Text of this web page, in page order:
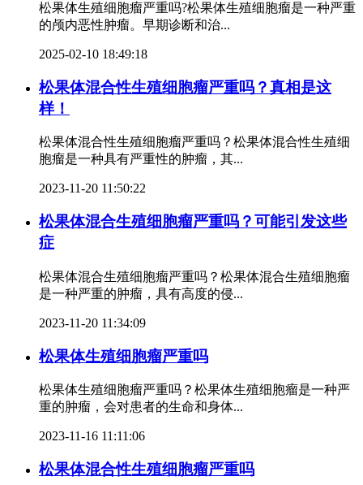
松果体生殖细胞瘤严重吗?松果体生殖细胞瘤是一种严重
的颅内恶性肿瘤。早期诊断和治...
2025-02-10 18:49:18
松果体混合性生殖细胞瘤严重吗？真相是这
样！
松果体混合性生殖细胞瘤严重吗？松果体混合性生殖细
胞瘤是一种具有严重性的肿瘤，其...
2023-11-20 11:50:22
松果体混合生殖细胞瘤严重吗？可能引发这些
症
松果体混合生殖细胞瘤严重吗？松果体混合生殖细胞瘤
是一种严重的肿瘤，具有高度的侵...
2023-11-20 11:34:09
松果体生殖细胞瘤严重吗
松果体生殖细胞瘤严重吗？松果体生殖细胞瘤是一种严
重的肿瘤，会对患者的生命和身体...
2023-11-16 11:11:06
松果体混合性生殖细胞瘤严重吗